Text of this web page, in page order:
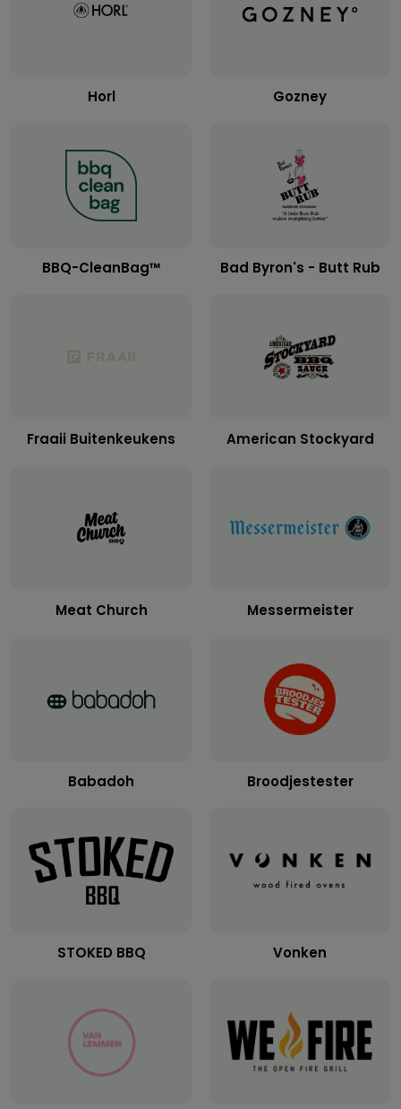
Horl Gozney
BBQ-CleanBag™ Bad Byron's - Butt Rub
Fraaii Buitenkeukens American Stockyard
Meat Church Messermeister
Babadoh Broodjestester
STOKED BBQ Vonken